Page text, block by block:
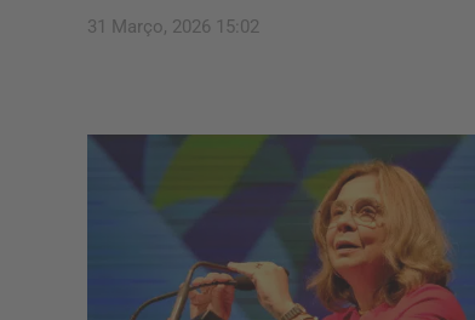
31 Março, 2026 15:02